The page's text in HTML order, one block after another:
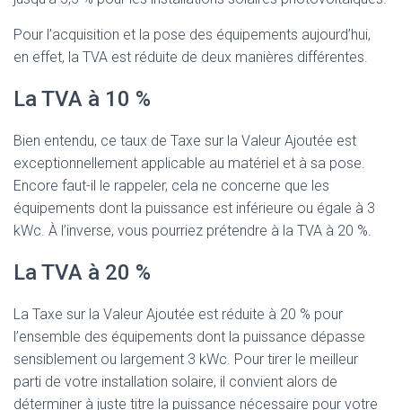
Pour l’acquisition et la pose des équipements aujourd’hui,
en effet, la TVA est réduite de deux manières différentes.
La TVA à 10 %
Bien entendu, ce taux de Taxe sur la Valeur Ajoutée est
exceptionnellement applicable au matériel et à sa pose.
Encore faut-il le rappeler, cela ne concerne que les
équipements dont la puissance est inférieure ou égale à 3
kWc. À l’inverse, vous pourriez prétendre à la TVA à 20 %.
La TVA à 20 %
La Taxe sur la Valeur Ajoutée est réduite à 20 % pour
l’ensemble des équipements dont la puissance dépasse
sensiblement ou largement 3 kWc. Pour tirer le meilleur
parti de votre installation solaire, il convient alors de
déterminer à juste titre la puissance nécessaire pour votre